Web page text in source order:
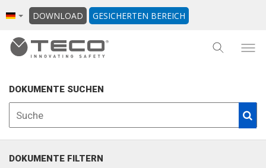
DOWNLOAD GESICHERTEN BEREICH
DOKUMENTE SUCHEN
DOKUMENTE FILTERN